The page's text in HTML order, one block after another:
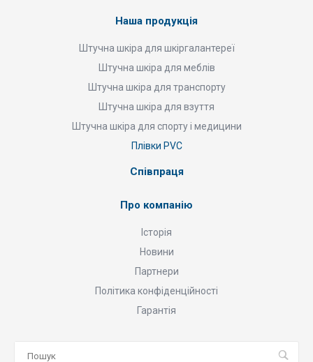
Наша продукція
Штучна шкіра для шкіргалантереї
Штучна шкіра для меблів
Штучна шкіра для транспорту
Штучна шкіра для взуття
Штучна шкіра для спорту і медицини
Плівки PVC
Співпраця
Про компанію
Історія
Новини
Партнери
Політика конфіденційності
Гарантія